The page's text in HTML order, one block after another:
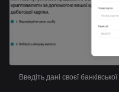
Введіть дані своєї